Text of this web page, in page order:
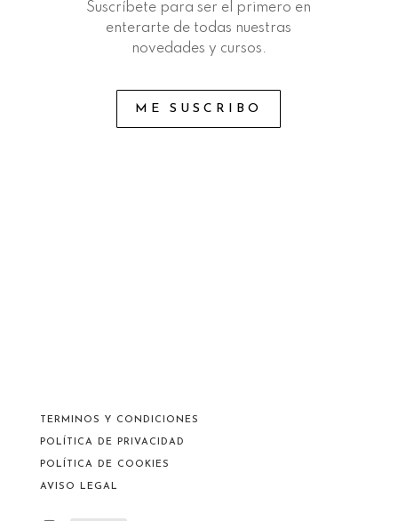
Suscríbete para ser el primero en
enterarte de todas nuestras
novedades y cursos.
ME SUSCRIBO
TERMINOS Y CONDICIONES
POLÍTICA DE PRIVACIDAD
POLÍTICA DE COOKIES
AVISO LEGAL